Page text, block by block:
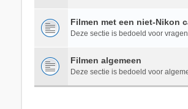
Filmen met een niet-Nikon
Deze sectie is bedoeld voor
Filmen algemeen
Deze sectie is bedoeld voor